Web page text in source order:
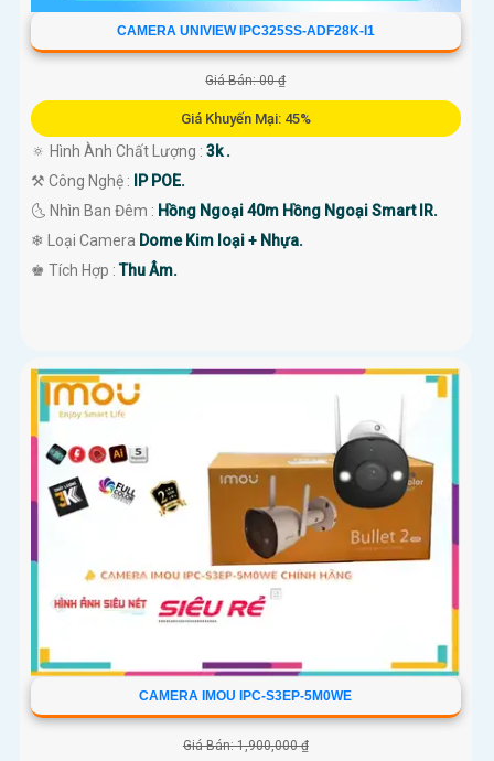
CAMERA UNIVIEW IPC325SS-ADF28K-I1
Giá Bán: 00 ₫
Giá Khuyến Mại: 45%
🔅 Hình Ành Chất Lượng : 3k .
⚒ Công Nghệ :
IP POE.
🌜 Nhìn Ban Đêm : Hồng Ngoại 40m Hồng Ngoại Smart IR.
❄ Loại Camera Dome Kim loại + Nhựa.
️♚ Tích Hợp :Thu Âm.
CAMERA IMOU IPC-S3EP-5M0WE
Giá Bán: 1,900,000 ₫